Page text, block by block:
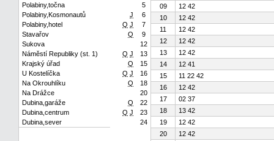
Polabiny,točna
5
Polabiny,Kosmonautů
J
6
Polabiny,hotel
Q J
7
Stavařov
Q
9
Sukova
12
Náměstí Republiky (st. 1)
Q J
13
Krajský úřad
Q
15
U Kostelíčka
Q J
16
Na Okrouhlíku
Q
18
Na Drážce
20
Dubina,garáže
Q
22
Dubina,centrum
Q J
23
Dubina,sever
24
09
12 42
10
12 42
11
12 42
12
12 42
13
12 42
14
12 41
15
11 22 42
16
12 42
17
02 37
18
13 42
19
12 42
20
12 42